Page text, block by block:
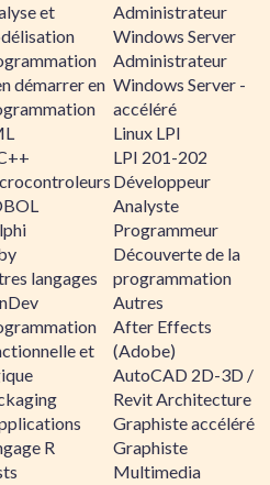
et
démarrer en
langages
et
R
Administrateur
Windows Server
Administrateur
Windows Server -
accéléré
Linux LPI
LPI 201-202
Développeur
Analyste
Programmeur
Découverte de la
programmation
Autres
After Effects
(Adobe)
AutoCAD 2D-3D /
Revit Architecture
Graphiste accéléré
Graphiste
Multimedia